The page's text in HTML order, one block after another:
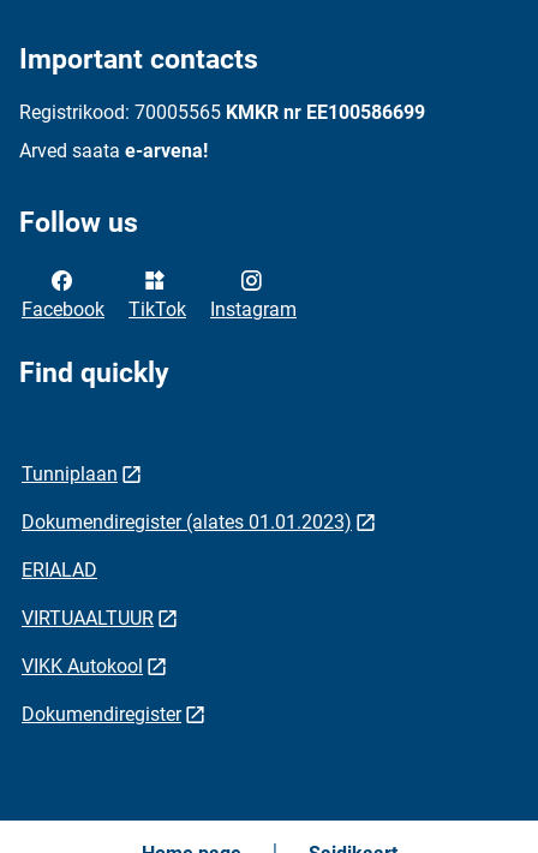
Important contacts
Registrikood: 70005565 KMKR nr EE100586699
Arved saata e-arvena!
Follow us
Facebook TikTok Instagram
Find quickly
Tunniplaan
Dokumendiregister (alates 01.01.2023)
ERIALAD
VIRTUAALTUUR
VIKK Autokool
Dokumendiregister